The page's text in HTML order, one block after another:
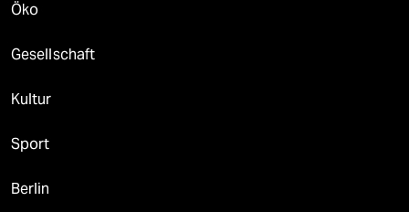
Öko
Gesellschaft
Kultur
Sport
Berlin